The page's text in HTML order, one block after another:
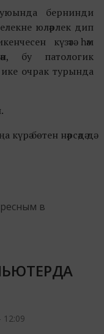
бернинди
юләрлек дип
күзәтә һәм
бу патологик
ике очрак турында
бөтен нәрсәдә дә
в
12:09